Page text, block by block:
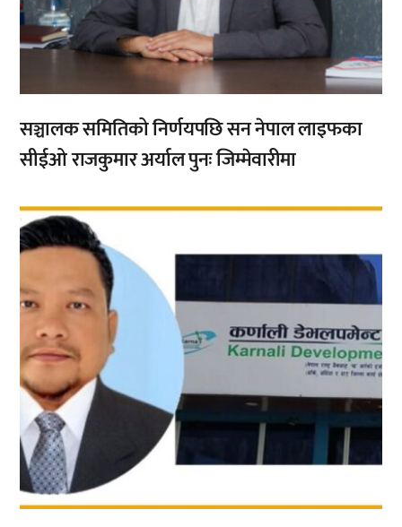
सञ्चालक समितिको निर्णयपछि सन नेपाल लाइफका
सीईओ राजकुमार अर्याल पुनः जिम्मेवारीमा
,